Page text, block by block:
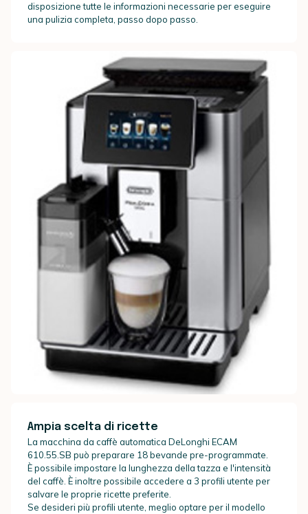
disposizione tutte le informazioni necessarie per eseguire
una pulizia completa, passo dopo passo.
Ampia scelta di ricette
La macchina da caffè automatica DeLonghi ECAM
610.55.SB può preparare 18 bevande pre-programmate.
È possibile impostare la lunghezza della tazza e l'intensità
del caffè. È inoltre possibile accedere a 3 profili utente per
salvare le proprie ricette preferite.
Se desideri più profili utente, meglio optare per il modello